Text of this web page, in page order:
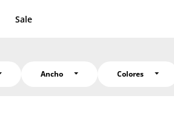
Sale
Ancho Colores